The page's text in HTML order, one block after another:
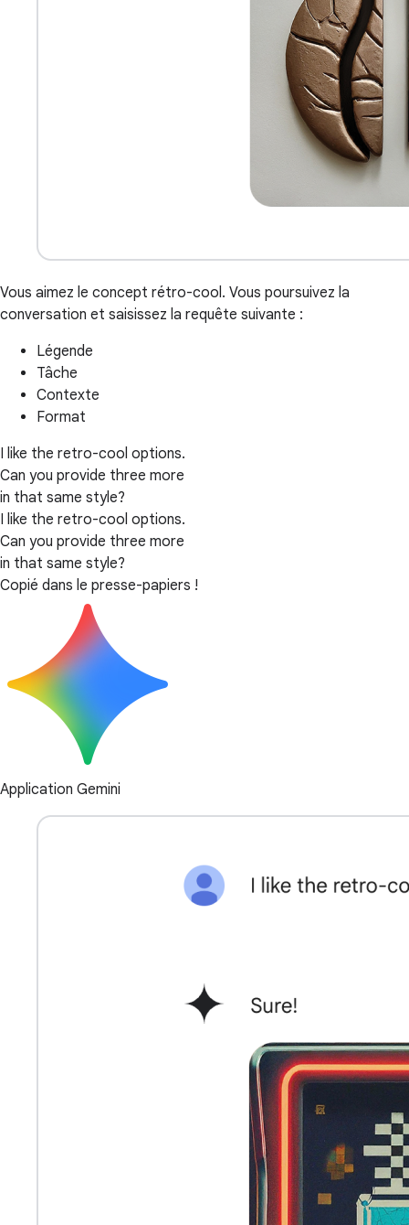
Vous aimez le concept rétro-cool. Vous poursuivez la
conversation et saisissez la requête suivante :
Légende
Tâche
Contexte
Format
I like the retro-cool options.
Can you provide three more
in that same style?
I like the retro-cool options.
Can you provide three more
in that same style?
Copié dans le presse-papiers !
Application Gemini